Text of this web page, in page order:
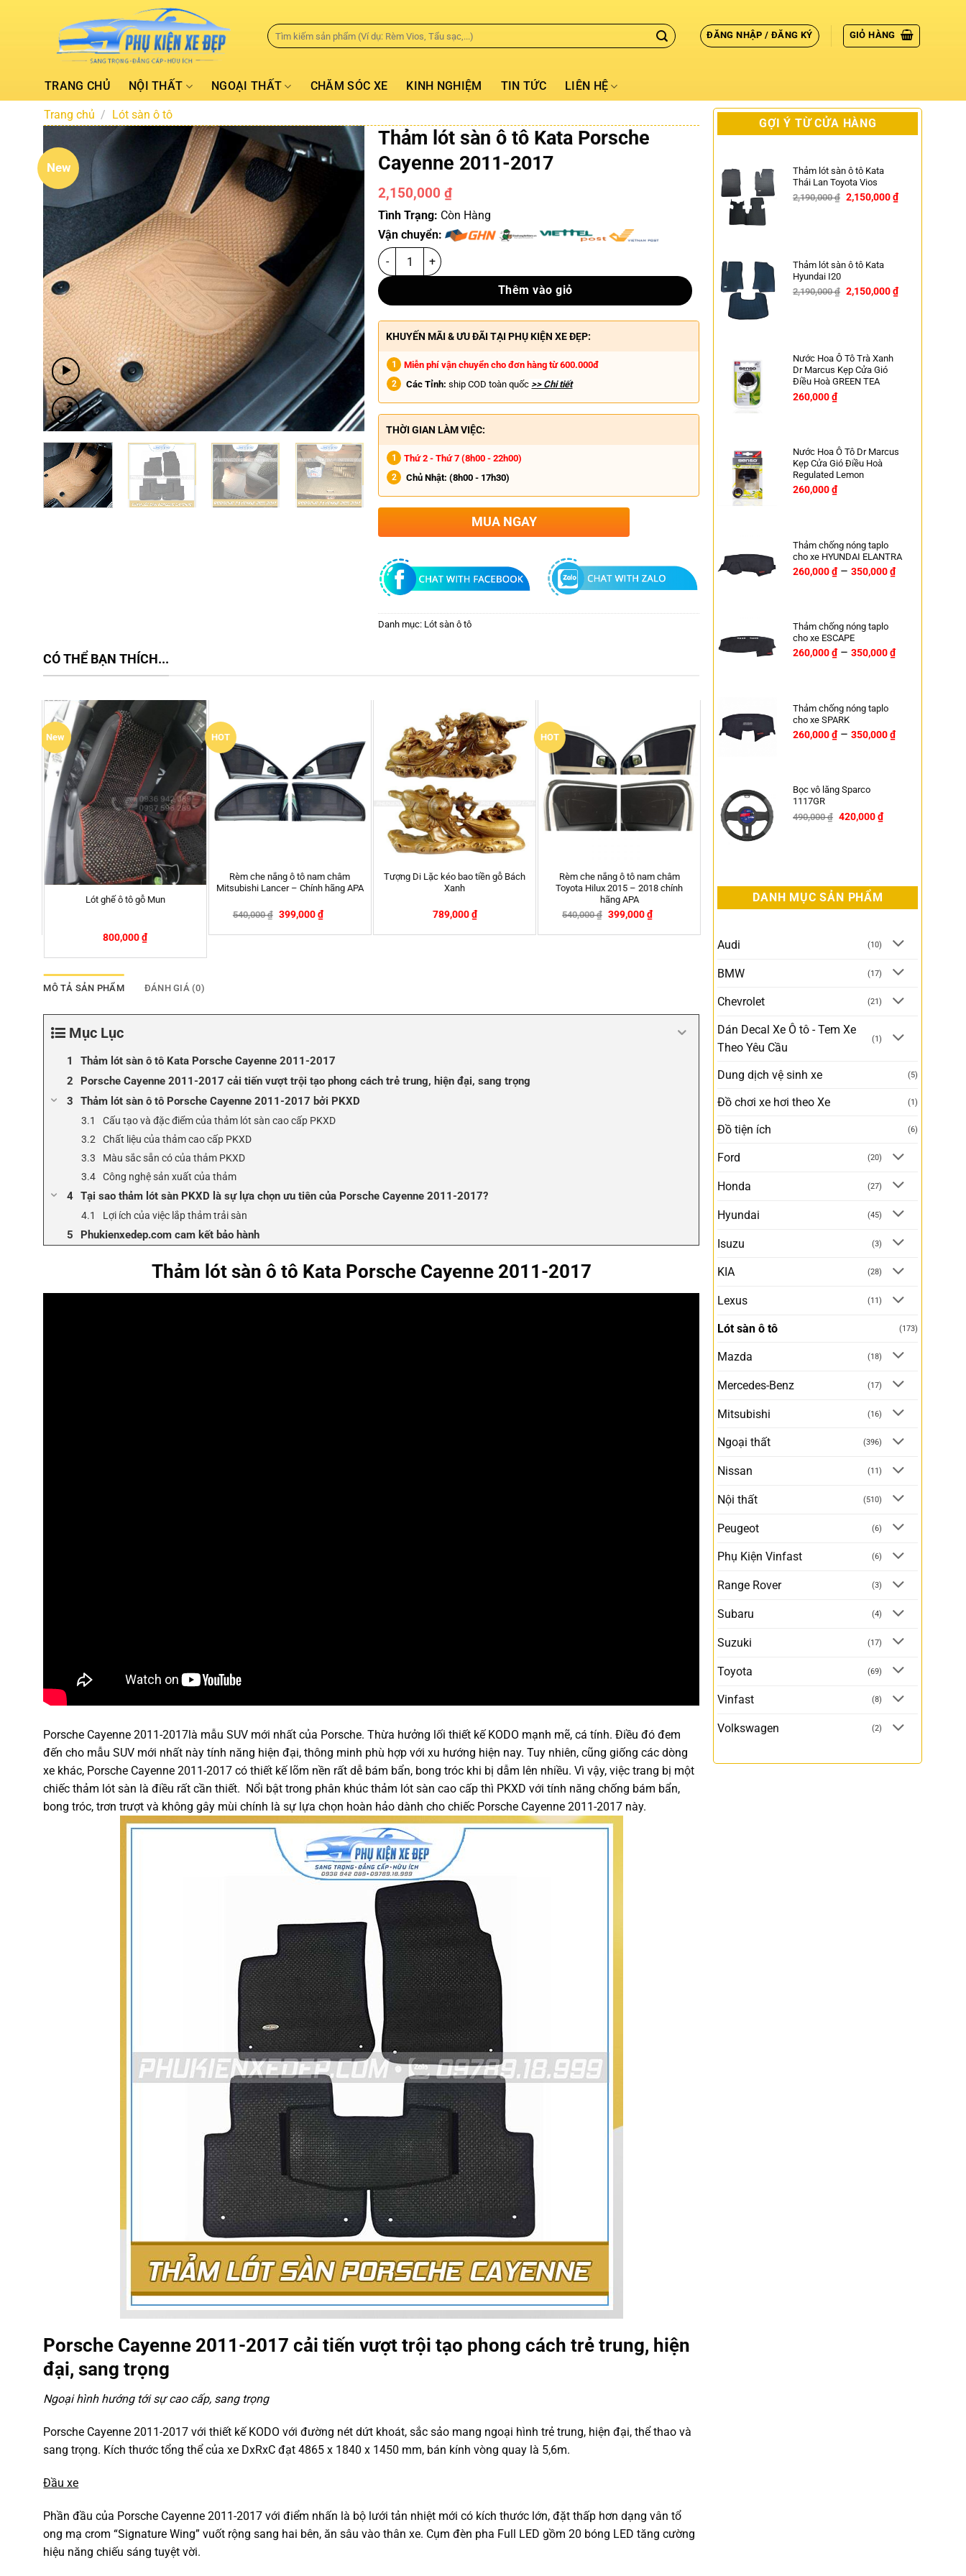
ĐĂNG NHẬP / ĐĂNG KÝ GIỎ HÀNG
TRANG CHỦ NỘI THẤT NGOẠI THẤT CHĂM SÓC XE KINH NGHIỆM TIN TỨC LIÊN HỆ
Trang chủ / Lót sàn ô tô
New
Thảm lót sàn ô tô Kata Porsche
Cayenne 2011-2017
2,150,000₫
Tình Trạng: Còn Hàng
Vận chuyển:
Thêm vào giỏ
KHUYẾN MÃI & ƯU ĐÃI TẠI PHỤ KIỆN XE ĐẸP:
Miễn phí vận chuyển cho đơn hàng từ 600.000đ
Các Tỉnh: ship COD toàn quốc >> Chi tiết
THỜI GIAN LÀM VIỆC:
Thứ 2 - Thứ 7 (8h00 - 22h00)
Chủ Nhật: (8h00 - 17h30)
MUA NGAY
Danh mục: Lót sàn ô tô
CÓ THỂ BẠN THÍCH...
New
Lót ghế ô tô gỗ Mun
800,000₫
HOT
Rèm che nắng ô tô nam châm
Mitsubishi Lancer – Chính hãng APA
540,000₫ 399,000₫
Tượng Di Lặc kéo bao tiền gỗ Bách
Xanh
789,000₫
HOT
Rèm che nắng ô tô nam châm
Toyota Hilux 2015 – 2018 chính
hãng APA
540,000₫ 399,000₫
HOT
Nissan Qashqai – Chính hãng APA
HOT
Vitara chính
MÔ TẢ SẢN PHẨM ĐÁNH GIÁ (0)
Mục Lục
Thảm lót sàn ô tô Kata Porsche Cayenne 2011-2017
Porsche Cayenne 2011-2017 cải tiến vượt trội tạo phong cách trẻ trung, hiện đại, sang trọng
Thảm lót sàn ô tô Porsche Cayenne 2011-2017 bởi PKXD
Cấu tạo và đặc điểm của thảm lót sàn cao cấp PKXD
Chất liệu của thảm cao cấp PKXD
Màu sắc sẵn có của thảm PKXD
Công nghệ sản xuất của thảm
Tại sao thảm lót sàn PKXD là sự lựa chọn ưu tiên của Porsche Cayenne 2011-2017?
Lợi ích của việc lắp thảm trải sàn
Phukienxedep.com cam kết bảo hành
Thảm lót sàn ô tô Kata Porsche Cayenne 2011-2017
Porsche Cayenne 2011-2017là mẫu SUV mới nhất của Porsche. Thừa hưởng lối thiết kế KODO mạnh mẽ, cá tính. Điều đó đem
đến cho mẫu SUV mới nhất này tính năng hiện đại, thông minh phù hợp với xu hướng hiện nay. Tuy nhiên, cũng giống các dòng
xe khác, Porsche Cayenne 2011-2017 có thiết kế lõm nền rất dễ bám bẩn, bong tróc khi bị dẫm lên nhiều. Vì vậy, việc trang bị một
chiếc thảm lót sàn là điều rất cần thiết. Nổi bật trong phân khúc thảm lót sàn cao cấp thì PKXD với tính năng chống bám bẩn,
bong tróc, trơn trượt và không gây mùi chính là sự lựa chọn hoàn hảo dành cho chiếc Porsche Cayenne 2011-2017 này.
Porsche Cayenne 2011-2017 cải tiến vượt trội tạo phong cách trẻ trung, hiện
đại, sang trọng
Ngoại hình hướng tới sự cao cấp, sang trọng
Porsche Cayenne 2011-2017 với thiết kế KODO với đường nét dứt khoát, sắc sảo mang ngoại hình trẻ trung, hiện đại, thể thao và
sang trọng. Kích thước tổng thể của xe DxRxC đạt 4865 x 1840 x 1450 mm, bán kính vòng quay là 5,6m.
Đầu xe
Phần đầu của Porsche Cayenne 2011-2017 với điểm nhấn là bộ lưới tản nhiệt mới có kích thước lớn, đặt thấp hơn dạng vân tổ
ong mạ crom “Signature Wing” vuốt rộng sang hai bên, ăn sâu vào thân xe. Cụm đèn pha Full LED gồm 20 bóng LED tăng cường
hiệu năng chiếu sáng tuyệt vời.
GỢI Ý TỪ CỬA HÀNG
Thảm lót sàn ô tô Kata
Thái Lan Toyota Vios
2,190,000₫ 2,150,000₫
Thảm lót sàn ô tô Kata
Hyundai I20
2,190,000₫ 2,150,000₫
Nước Hoa Ô Tô Trà Xanh
Dr Marcus Kẹp Cửa Gió
Điều Hoà GREEN TEA
260,000₫
Nước Hoa Ô Tô Dr Marcus
Kẹp Cửa Gió Điều Hoà
Regulated Lemon
260,000₫
Thảm chống nóng taplo
cho xe HYUNDAI ELANTRA
260,000₫ – 350,000₫
Thảm chống nóng taplo
cho xe ESCAPE
260,000₫ – 350,000₫
Thảm chống nóng taplo
cho xe SPARK
260,000₫ – 350,000₫
Bọc vô lăng Sparco
1117GR
490,000₫ 420,000₫
DANH MỤC SẢN PHẨM
Audi (10)
BMW (17)
Chevrolet (21)
Dán Decal Xe Ô tô - Tem Xe
Theo Yêu Cầu
(1)
Dung dịch vệ sinh xe (5)
Đồ chơi xe hơi theo Xe (1)
Đồ tiện ích (6)
Ford (20)
Honda (27)
Hyundai (45)
Isuzu (3)
KIA (28)
Lexus (11)
Lót sàn ô tô (173)
Mazda (18)
Mercedes-Benz (17)
Mitsubishi (16)
Ngoại thất (396)
Nissan (11)
Nội thất (510)
Peugeot (6)
Phụ Kiện Vinfast (6)
Range Rover (3)
Subaru (4)
Suzuki (17)
Toyota (69)
Vinfast (8)
Volkswagen (2)